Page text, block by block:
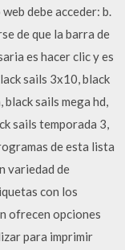
debe acceder: b.
de que la barra de
es hacer clic y es
sails 3x10, black
sails mega hd,
sails temporada 3,
de esta lista
variedad de
con los
ofrecen opciones
para imprimir